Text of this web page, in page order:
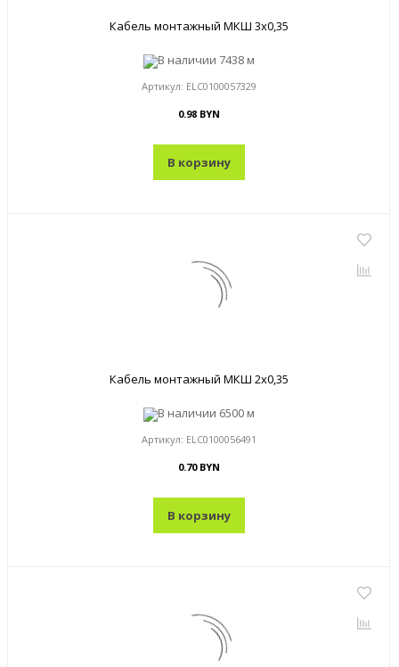
Кабель монтажный МКШ 3x0,35
В наличии 7438 м
Артикул: ELC0100057329
0.98 BYN
В корзину
Кабель монтажный МКШ 2x0,35
В наличии 6500 м
Артикул: ELC0100056491
0.70 BYN
В корзину